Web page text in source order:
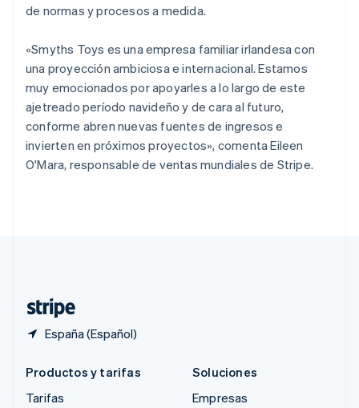
de normas y procesos a medida.
«Smyths Toys es una empresa familiar irlandesa con
una proyección ambiciosa e internacional. Estamos
muy emocionados por apoyarles a lo largo de este
ajetreado período navideño y de cara al futuro,
conforme abren nuevas fuentes de ingresos e
invierten en próximos proyectos», comenta Eileen
O'Mara, responsable de ventas mundiales de Stripe.
España (Español)
English
Portugal
RAE de Hong Kong, China
English简体中文
Reino Unido
English
República Checa
English
Rumanía
English
Productos y tarifas
Tarifas
Soluciones
Empresas